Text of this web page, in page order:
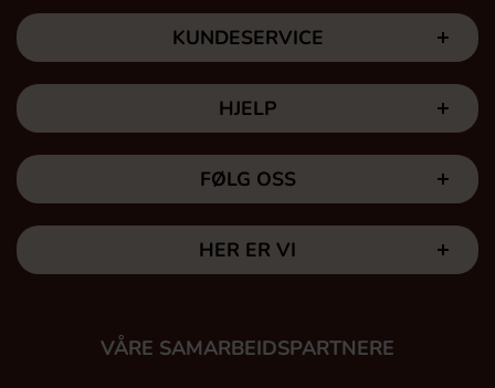
KUNDESERVICE
HJELP
FØLG OSS
HER ER VI
VÅRE SAMARBEIDSPARTNERE